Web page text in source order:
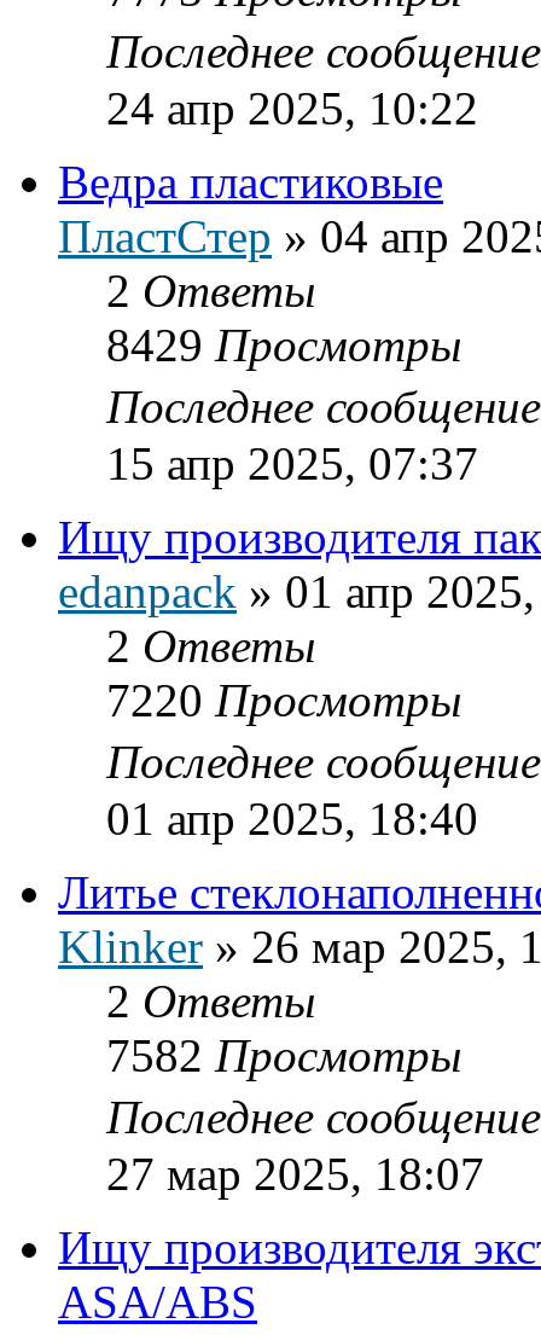
Последнее
24 апр 2025, 10:22
Ведра пластиковые
ПластСтер » 04 апр
2 Ответы
8429 Просмотры
Последнее
15 апр 2025, 07:37
Ищу производителя
edanpack » 01 апр
2 Ответы
7220 Просмотры
Последнее
01 апр 2025, 18:40
Литье
Klinker » 26 мар 2025,
2 Ответы
7582 Просмотры
Последнее
27 мар 2025, 18:07
Ищу производителя
ASA/ABS